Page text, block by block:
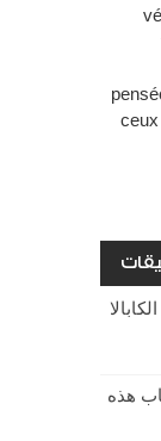
ceux
هذه